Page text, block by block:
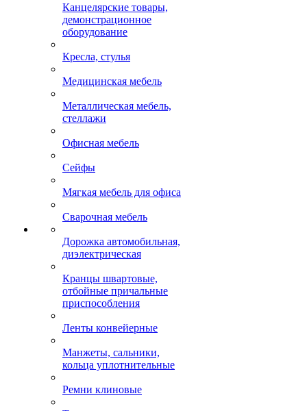
Канцелярские товары,
демонстрационное
оборудование
Кресла, стулья
Медицинская мебель
Металлическая мебель,
стеллажи
Офисная мебель
Сейфы
Мягкая мебель для офиса
Сварочная мебель
Дорожка автомобильная,
диэлектрическая
Кранцы швартовые,
отбойные причальные
приспособления
Ленты конвейерные
Манжеты, сальники,
кольца уплотнительные
Ремни клиновые